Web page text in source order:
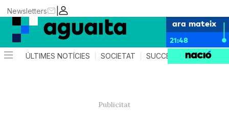
|
Newsletters
ara mateix
21:48
ÚLTIMES NOTÍCIES SOCIETAT SUCCESSOS AGENDA